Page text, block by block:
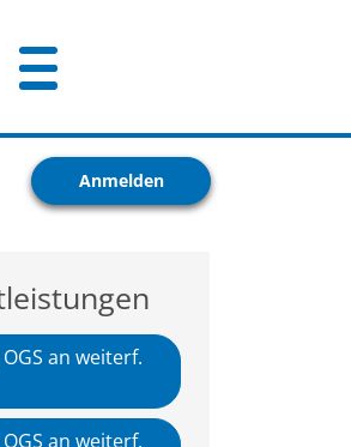
Anmelden
an weiterf.
an weiterf.